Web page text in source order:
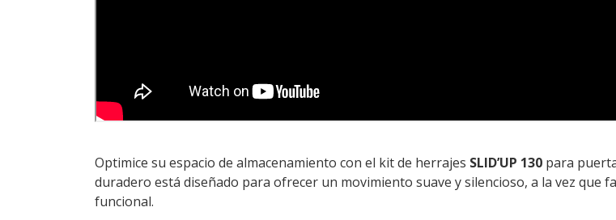
Optimice su espacio de almacenamiento con el kit de herrajes SLID’UP 130 para
duradero está diseñado para ofrecer un movimiento suave y silencioso, a la vez que
funcional.